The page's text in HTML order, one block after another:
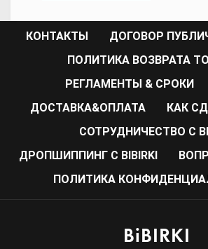
КОНТАКТЫ
ДОГОВОР
ПОЛИТИКА ВОЗВРАТА
РЕГЛАМЕНТЫ & СРОКИ
ДОСТАВКА&ОПЛАТА
КАК
CОТРУДНИЧЕСТВО С
ДРОПШИППИНГ С BIBIRKI
ПОЛИТИКА
BiBIRKI